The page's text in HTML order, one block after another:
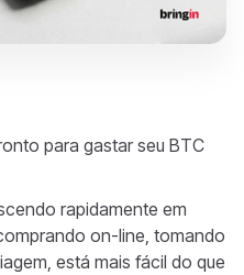
para gastar seu BTC
rapidamente em
on-line, tomando
está mais fácil do que